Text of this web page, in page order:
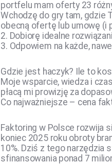
portfelu mam oferty 23
Wchodzę do gry tam, gdzie
obecną ofertę lub umowę (i
2. Dobiorę idealne
3. Odpowiem na każde,
Gdzie jest haczyk? Ile to
Moje wsparcie, wiedza i
płacą mi prowizję za
Co najważniejsze – cena
Faktoring w Polsce rozwija
koniec 2025 roku obroty
10%. Dziś z tego narzędzia
sfinansowania ponad 7